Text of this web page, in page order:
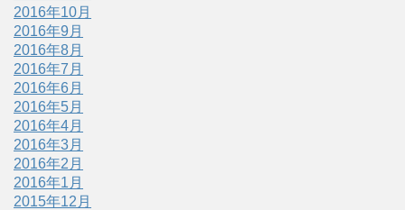
2016年10月
2016年9月
2016年8月
2016年7月
2016年6月
2016年5月
2016年4月
2016年3月
2016年2月
2016年1月
2015年12月